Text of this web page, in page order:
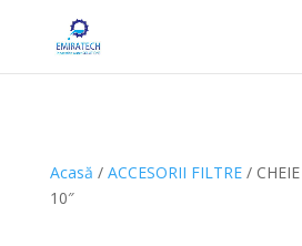
Acasă / ACCESORII FILTRE/ CHEIE
10″